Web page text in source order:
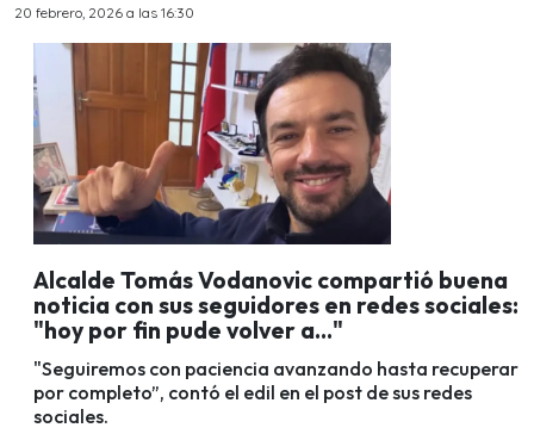
20 febrero, 2026 a las 16:30
Alcalde Tomás Vodanovic compartió buena
noticia con sus seguidores en redes sociales:
"hoy por fin pude volver a..."
"Seguiremos con paciencia avanzando hasta recuperar
por completo”, contó el edil en el post de sus redes
sociales.